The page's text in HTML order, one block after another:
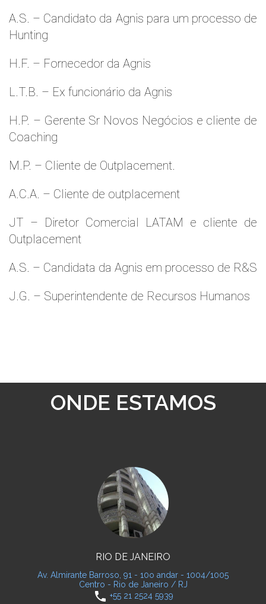
A.S. – Candidato da Agnis para um processo de
Hunting
H.F. – Fornecedor da Agnis
L.T.B. – Ex funcionário da Agnis
H.P. – Gerente Sr Novos Negócios e cliente de
Coaching
M.P. – Cliente de Outplacement.
A.C.A. – Cliente de outplacement
JT – Diretor Comercial LATAM e cliente de
Outplacement
A.S. – Candidata da Agnis em processo de R&S
J.G. – Superintendente de Recursos Humanos
ONDE ESTAMOS
RIO DE JANEIRO
Av. Almirante Barroso, 91 - 10o andar - 1004/1005
Centro - Rio de Janeiro / RJ
phone +55 21 2524 5939